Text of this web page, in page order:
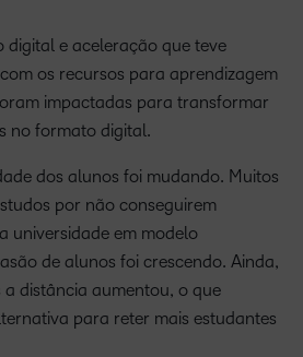
e aceleração que teve
os recursos para aprendizagem
impactadas para transformar
no formato digital.
dos alunos foi mudando. Muitos
por não conseguirem
universidade em modelo
de alunos foi crescendo. Ainda,
a distância aumentou, o que
para reter mais estudantes